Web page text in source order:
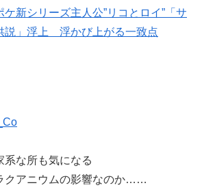
ケ新シリーズ主人公”リコとロイ”「サ
説」浮上 浮かび上がる一致点
系な所も気になる
クアニウムの影響なのか……